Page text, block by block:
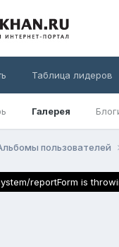
Галерея
Таблица лидеров
пользователей
reportForm is